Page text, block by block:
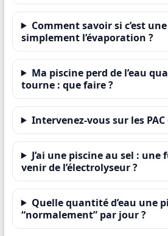
Comment savoir si c’est
simplement l’évaporation ?
Ma piscine perd de l’eau
tourne : que faire ?
Intervenez-vous sur les PAC
J’ai une piscine au sel :
venir de l’électrolyseur ?
Quelle quantité d’eau une
“normalement” par jour ?